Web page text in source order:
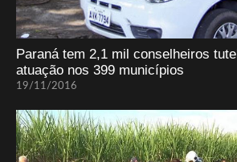
Paraná tem 2,1 mil conselheiros
atuação nos 399 municípios
19/11/2016